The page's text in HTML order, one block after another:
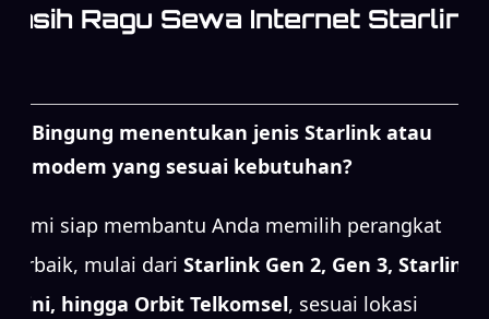
Ragu Sewa Internet
Bingung menentukan jenis Starlink atau
modem yang sesuai kebutuhan?
Kami siap membantu Anda memilih perangkat
terbaik, mulai dari Starlink Gen 2, Gen 3, Starlink
Mini, hingga Orbit Telkomsel, sesuai lokasi